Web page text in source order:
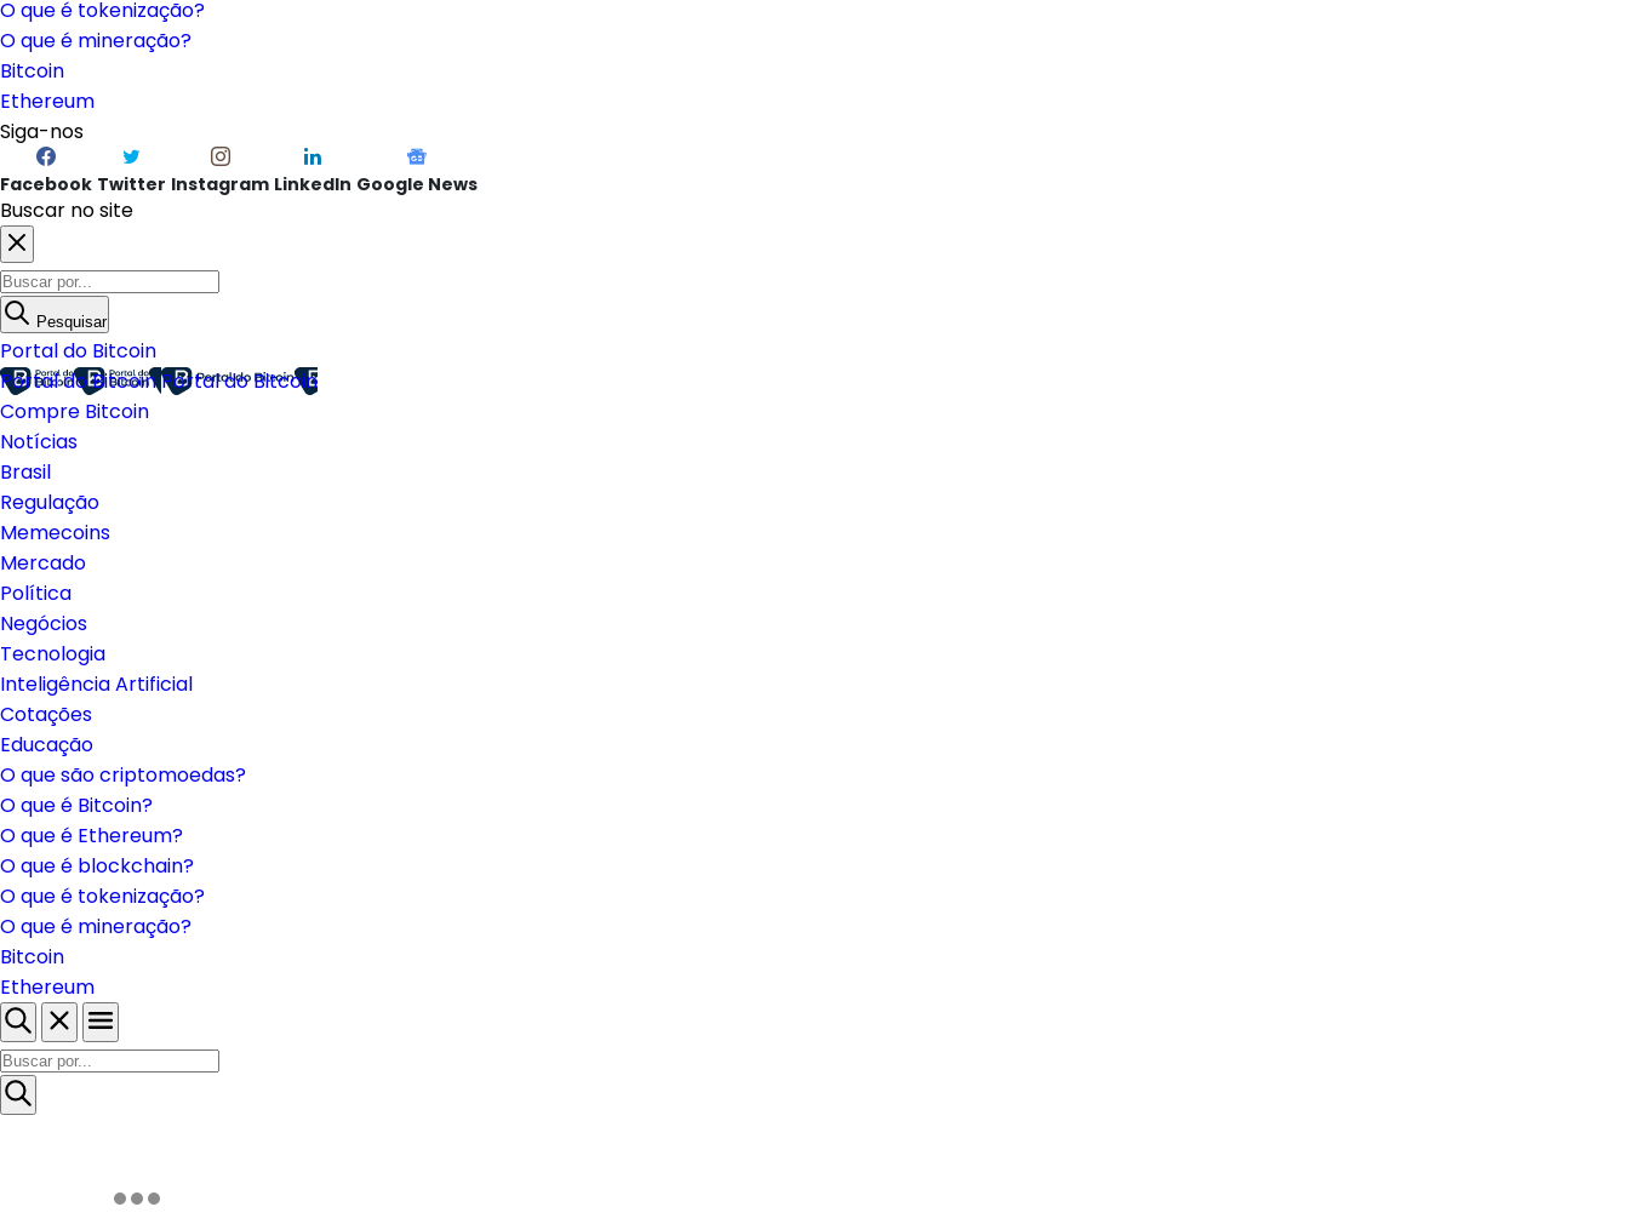
O que é tokenização?
O que é mineração?
Bitcoin
Ethereum
Siga-nos
Facebook Twitter Instagram LinkedIn Google News
Buscar no site
Pesquisar
Portal do Bitcoin
Portal do BitcoinPortal do Bitcoin
Compre Bitcoin
Notícias
Brasil
Regulação
Memecoins
Mercado
Política
Negócios
Tecnologia
Inteligência Artificial
Cotações
Educação
O que são criptomoedas?
O que é Bitcoin?
O que é Ethereum?
O que é blockchain?
O que é tokenização?
O que é mineração?
Bitcoin
Ethereum